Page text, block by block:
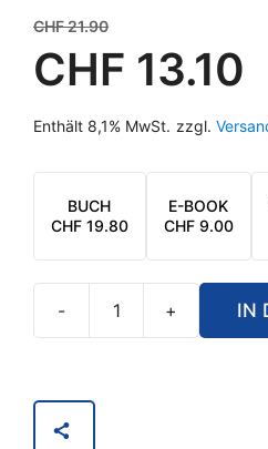
CHF21.90
Preis
war:
CHF 21.90
CHF 13.10
Preis
ist:
CHF 13.10.
Enthält 8,1% MwSt. zzgl.
BUCH
CHF19.80
E-BOOK
CHF9.00
- + IN